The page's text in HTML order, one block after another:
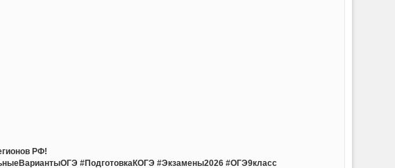
РФ!
#ПодготовкаКОГЭ #Экзамены2026 #ОГЭ9класс